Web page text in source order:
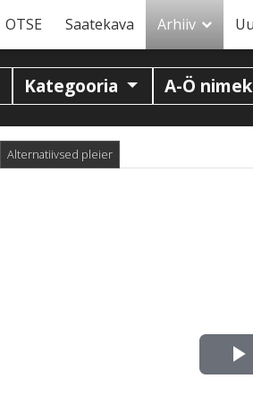
OTSE Saatekava Arhiiv
Kategooria A-Ö
Alternatiivsed pleier